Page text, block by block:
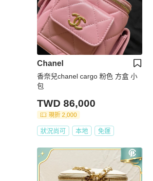
Chanel
香奈兒chanel cargo 粉色 方盒 小
包
TWD 86,000
現折 2,000
狀況尚可 本地 免運